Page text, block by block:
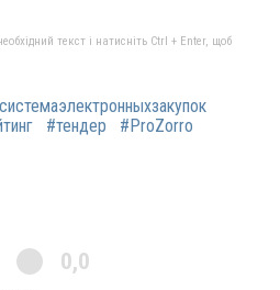
текст і натисніть Ctrl + Enter, щоб
#тендер #ProZorro
0,0